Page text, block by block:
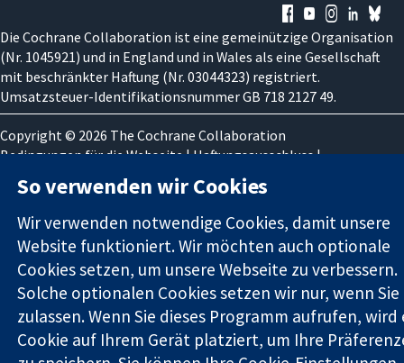
Die Cochrane Collaboration ist eine gemeinützige Organisation
(Nr. 1045921) und in England und in Wales als eine Gesellschaft
mit beschränkter Haftung (Nr. 03044323) registriert.
Umsatzsteuer-Identifikationsnummer GB 718 2127 49.
Copyright © 2026 The Cochrane Collaboration
Bedingungen für die Webseite|Haftungsausschluss|
Cookie-Richtlinien Cookie-Einstellungen
So verwenden wir Cookies
Wir verwenden notwendige Cookies, damit unsere
Website funktioniert. Wir möchten auch optionale
Cookies setzen, um unsere Webseite zu verbessern.
Solche optionalen Cookies setzen wir nur, wenn Sie
zulassen. Wenn Sie dieses Programm aufrufen, wird
Cookie auf Ihrem Gerät platziert, um Ihre